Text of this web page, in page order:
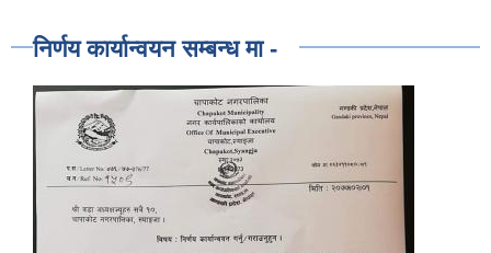
निर्णय कार्यान्वयन सम्बन्ध मा -